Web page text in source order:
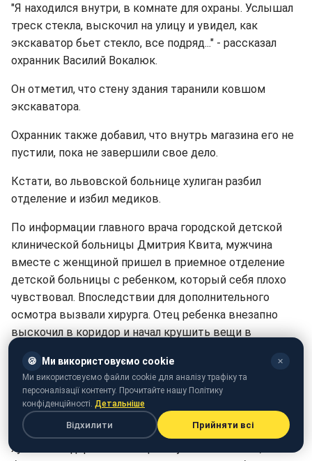
"Я находился внутри, в комнате для охраны. Услышал
треск стекла, выскочил на улицу и увидел, как
экскаватор бьет стекло, все подряд..." - рассказал
охранник Василий Вокалюк.
Он отметил, что стену здания таранили ковшом
экскаватора.
Охранник также добавил, что внутрь магазина его не
пустили, пока не завершили свое дело.
Кстати, во львовской больнице хулиган разбил
отделение и избил медиков.
По информации главного врача городской детской
клинической больницы Дмитрия Квита, мужчина
вместе с женщиной пришел в приемное отделение
детской больницы с ребенком, который себя плохо
чувствовал. Впоследствии для дополнительного
осмотра вызвали хирурга. Отец ребенка внезапно
выскочил в коридор и начал крушить вещи в
стеклом травмировалась медсестра. На шум в
коридор выбежал хирург, которого неадекватный
мужчина избил.
После дебоша женщина с ребенком убежали, а
хулигана задержала полиция. Мужчина пояснил, что
🍪 Ми використовуємо cookie ✕
Ми використовуємо файли cookie для аналізу трафіку та
персоналізації контенту. Прочитайте нашу Політику
конфіденційності. Детальніше
Відхилити Прийняти всі